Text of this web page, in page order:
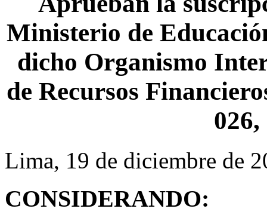
Ministerio de
dicho Organismo
de Recursos
026,
Lima, 19 de diciembre de
CONSIDERANDO: